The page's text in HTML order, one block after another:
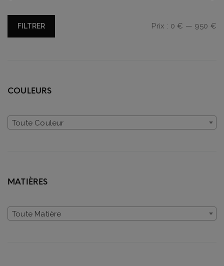
Prix
Prix
FILTRER Prix : 0 € — 950 €
COULEURS
Toute Couleur
MATIÈRES
Toute Matière